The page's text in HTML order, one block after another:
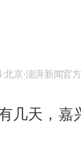
·北京·澎湃新闻官方网
几天，嘉